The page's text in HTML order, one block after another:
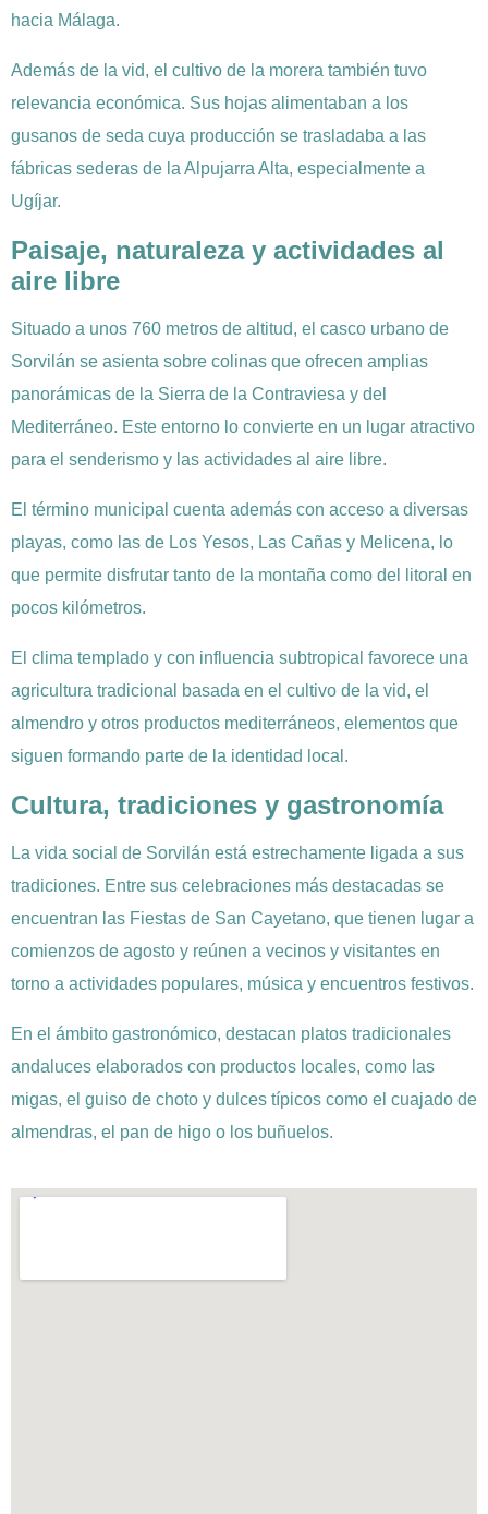
hacia Málaga.
Además de la vid, el cultivo de la morera también tuvo
relevancia económica. Sus hojas alimentaban a los
gusanos de seda cuya producción se trasladaba a las
fábricas sederas de la Alpujarra Alta, especialmente a
Ugíjar.
Paisaje, naturaleza y actividades al
aire libre
Situado a unos 760 metros de altitud, el casco urbano de
Sorvilán se asienta sobre colinas que ofrecen amplias
panorámicas de la Sierra de la Contraviesa y del
Mediterráneo. Este entorno lo convierte en un lugar atractivo
para el senderismo y las actividades al aire libre.
El término municipal cuenta además con acceso a diversas
playas, como las de Los Yesos, Las Cañas y Melicena, lo
que permite disfrutar tanto de la montaña como del litoral en
pocos kilómetros.
El clima templado y con influencia subtropical favorece una
agricultura tradicional basada en el cultivo de la vid, el
almendro y otros productos mediterráneos, elementos que
siguen formando parte de la identidad local.
Cultura, tradiciones y gastronomía
La vida social de Sorvilán está estrechamente ligada a sus
tradiciones. Entre sus celebraciones más destacadas se
encuentran las Fiestas de San Cayetano, que tienen lugar a
comienzos de agosto y reúnen a vecinos y visitantes en
torno a actividades populares, música y encuentros festivos.
En el ámbito gastronómico, destacan platos tradicionales
andaluces elaborados con productos locales, como las
migas, el guiso de choto y dulces típicos como el cuajado de
almendras, el pan de higo o los buñuelos.